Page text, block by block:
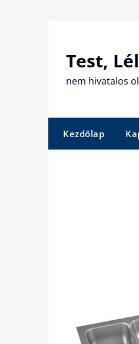
Test,
nem hivatalos
Kezdőlap